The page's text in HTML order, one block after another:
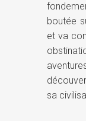
boutée
et va
sa